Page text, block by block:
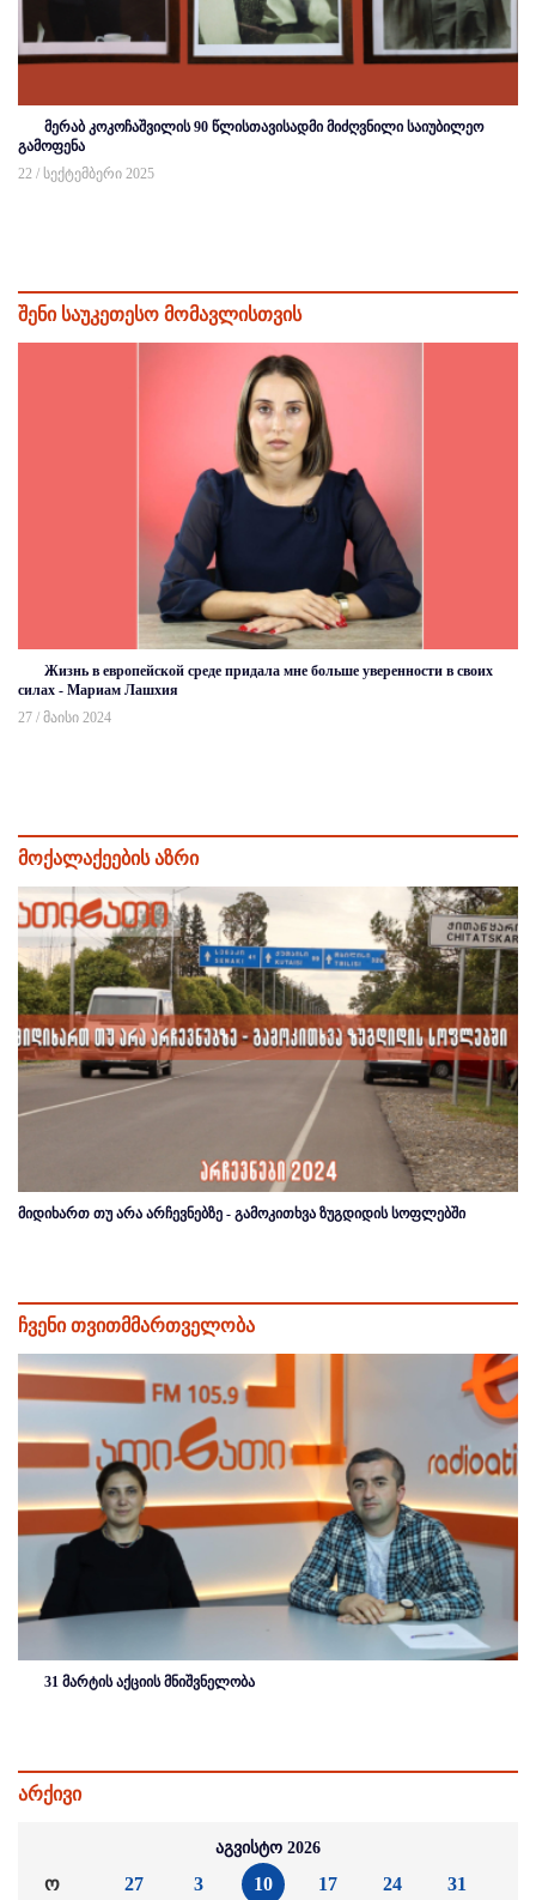
მერაბ კოკოჩაშვილის 90 წლისთავისადმი მიძღვნილი საიუბილეო
გამოფენა
22 / სექტემბერი 2025
შენი საუკეთესო მომავლისთვის
Жизнь в европейской среде придала мне больше уверенности в своих
силах - Мариам Лашхия
27 / მაისი 2024
მოქალაქეების აზრი
მიდიხართ თუ არა არჩევნებზე - გამოკითხვა ზუგდიდის სოფლებში
ჩვენი თვითმმართველობა
31 მარტის აქციის მნიშვნელობა
არქივი
აგვისტო 2026
ო 27 3 10 17 24 31